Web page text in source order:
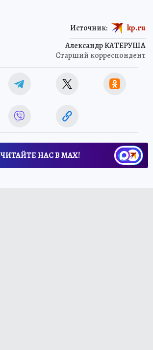
Александр КАТЕРУША
Старший корреспондент
Источник: kp.ru
ЧИТАЙТЕ НАС В МАХ!